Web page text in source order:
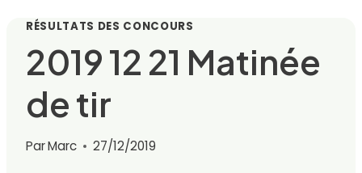
RÉSULTATS DES CONCOURS
2019 12 21 Matinée
de tir
ParMarc 27/12/2019